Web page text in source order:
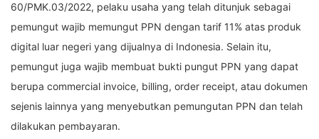
60/PMK.03/2022, pelaku usaha yang telah ditunjuk sebagai
pemungut wajib memungut PPN dengan tarif 11% atas produk
digital luar negeri yang dijualnya di Indonesia. Selain itu,
pemungut juga wajib membuat bukti pungut PPN yang dapat
berupa commercial invoice, billing, order receipt, atau dokumen
sejenis lainnya yang menyebutkan pemungutan PPN dan telah
dilakukan pembayaran.